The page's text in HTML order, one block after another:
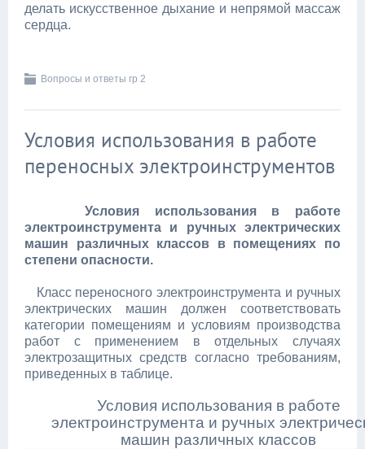
делать искусственное дыхание и непрямой массаж
сердца.
Вопросы и ответы гр 2
Условия использования в работе
переносных электроинструментов
Условия использования в работе
электроинструмента и ручных электрических
машин различных классов в помещениях по
степени опасности.
Класс переносного электроинструмента и ручных
электрических машин должен соответствовать
категории помещениям и условиям производства
работ с применением в отдельных случаях
электрозащитных средств согласно требованиям,
приведенных в таблице.
Условия использования в работе
электроинструмента и ручных
машин различных классов